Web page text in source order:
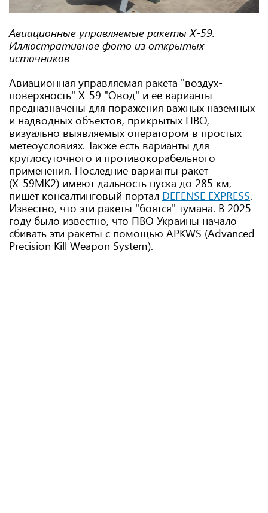
Авиационные управляемые ракеты Х-59.
Иллюстративное фото из открытых
источников
Авиационная управляемая ракета "воздух-
поверхность" Х-59 "Овод" и ее варианты
предназначены для поражения важных наземных
и надводных объектов, прикрытых ПВО,
визуально выявляемых оператором в простых
метеоусловиях. Также есть варианты для
круглосуточного и противокорабельного
применения. Последние варианты ракет
(Х-59МК2) имеют дальность пуска до 285 км,
пишет консалтинговый портал DEFENSE EXPRESS.
Известно, что эти ракеты "боятся" тумана. В 2025
году было известно, что ПВО Украины начало
сбивать эти ракеты с помощью APKWS (Advanced
Precision Kill Weapon System).